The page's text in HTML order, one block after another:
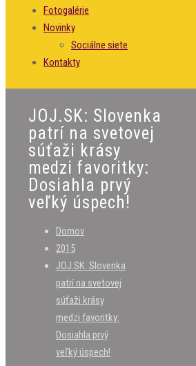
Fotogalérie
Novinky
Sociálne siete
Kontakty
JOJ.SK: Slovenka
patrí na svetovej
súťaži krásy
medzi favoritky:
Dosiahla prvý
veľký úspech!
Domov
2015
JOJ.SK: Slovenka
patrí na svetovej
súťaži krásy
medzi favoritky:
Dosiahla prvý
veľký úspech!